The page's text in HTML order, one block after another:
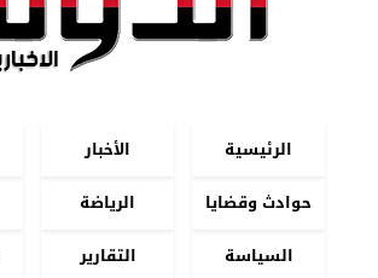
الرئيسية الأخبار
حوادث وقضايا
الرياضة
السياسة
التقارير